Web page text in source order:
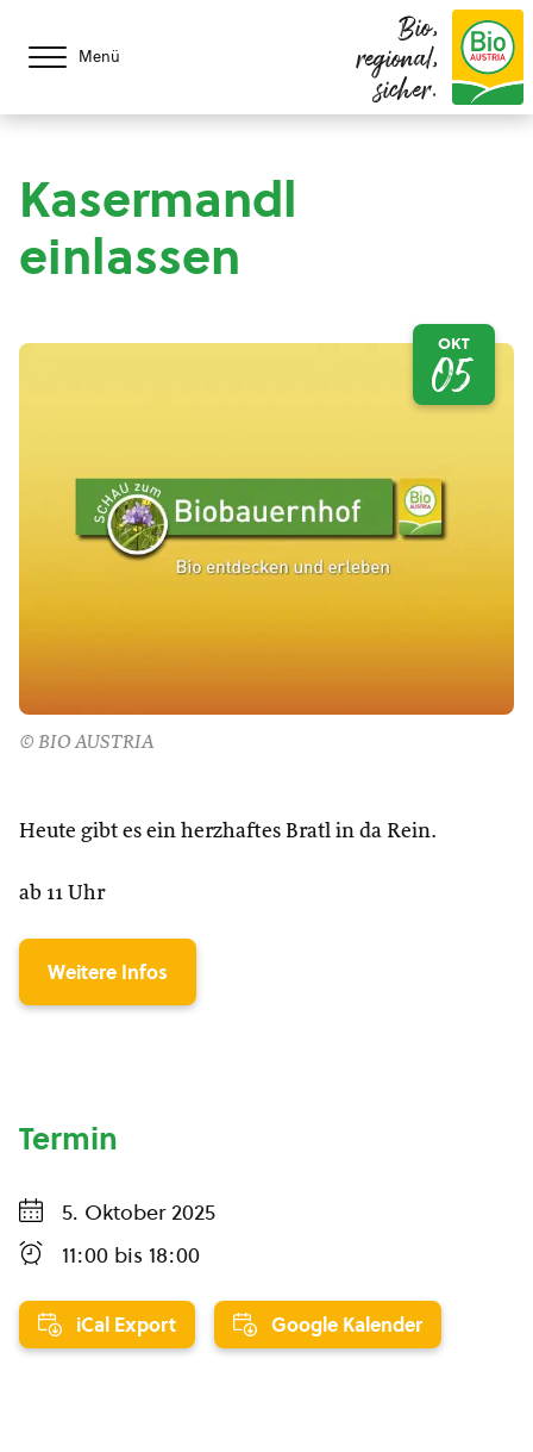
Menü
Bio,
regional,
sicher.
Kasermandl
einlassen
© BIO AUSTRIA
OKT
05
Heute gibt es ein herzhaftes Bratl in da Rein.
ab 11 Uhr
Weitere Infos
Termin
5. Oktober 2025
11:00 bis 18:00
iCal Export Google Kalender